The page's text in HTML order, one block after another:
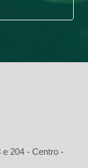
204 - Centro -